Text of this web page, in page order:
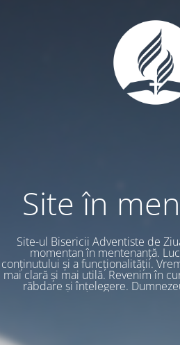
Site în
Site-ul Bisericii Adventiste de
momentan în mentenanță.
conținutului și a funcționalității.
mai clară și mai utilă. Revenim în
răbdare și înțelegere.